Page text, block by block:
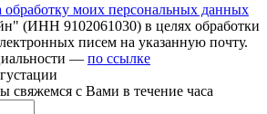
обработку моих персональных данных
(ИНН 9102061030) в целях обработки
писем на указанную почту.
— по ссылке
свяжемся с Вами в течение часа